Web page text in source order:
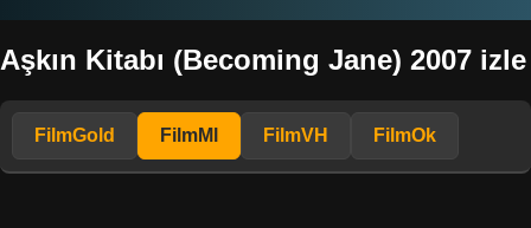
Aşkın Kitabı (Becoming Jane) 2007 izle
FilmGold FilmMl FilmVH FilmOk